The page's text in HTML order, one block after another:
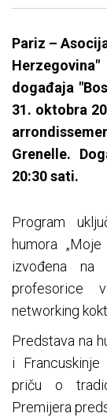
Pariz –
događaja
31. oktobra
Grenelle.
20:30 sati.
Program
humora
izvođena na
profesorice
networking
Predstava na
i
priču o
Premijera